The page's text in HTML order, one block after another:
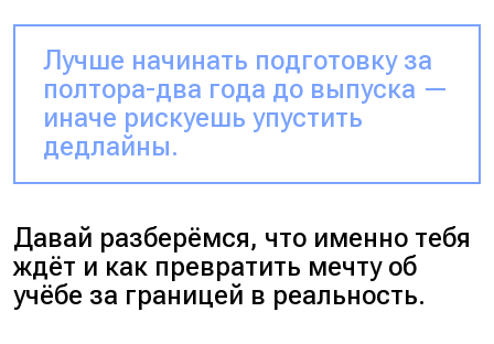
Лучше начинать подготовку за
полтора-два года до выпуска —
иначе рискуешь упустить
дедлайны.
Давай разберёмся, что именно тебя
ждёт и как превратить мечту об
учёбе за границей в реальность.